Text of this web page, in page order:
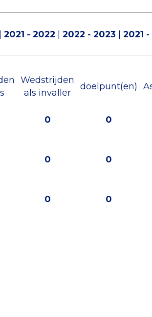
2021 - 2022 2022 - 2023 2021
Wedstrijden
als invaller
doelpunt(en)
0 0
0 0
0 0